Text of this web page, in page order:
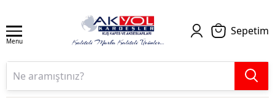
Menu
Sepetim